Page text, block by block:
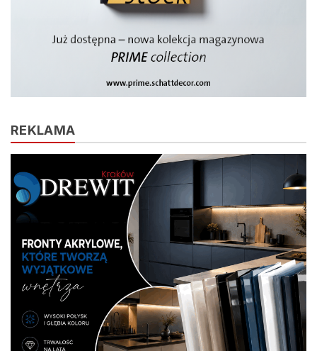
REKLAMA